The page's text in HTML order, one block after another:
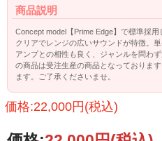
商品説明
Concept model【Prime Edge】で標準採
クリアでレンジの広いサウンドが特徴。
アンプとの相性も良く、ジャンルを問わ
の商品は受注生産の商品となっておりま
ます。ご了承くださいませ。
価格:22,000円(税込)